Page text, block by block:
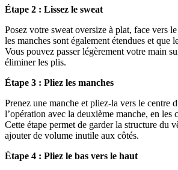
Étape 2 : Lissez le sweat
Posez votre sweat oversize à plat, face vers
les manches sont également étendues et que
Vous pouvez passer légèrement votre main
éliminer les plis.
Étape 3 : Pliez les manches
Prenez une manche et pliez-la vers le centre
l’opération avec la deuxième manche, en les
Cette étape permet de garder la structure du
ajouter de volume inutile aux côtés.
Étape 4 : Pliez le bas vers le haut